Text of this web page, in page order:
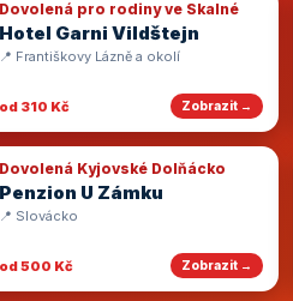
Dovolená pro rodiny ve Skalné
Hotel Garni Vildštejn
📍 Františkovy Lázně a okolí
od 310 Kč Zobrazit →
Dovolená Kyjovské Dolňácko
Penzion U Zámku
📍 Slovácko
od 500 Kč Zobrazit →